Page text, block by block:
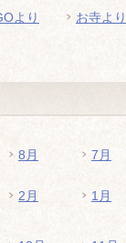
より お寺より
8月 7月
2月 1月